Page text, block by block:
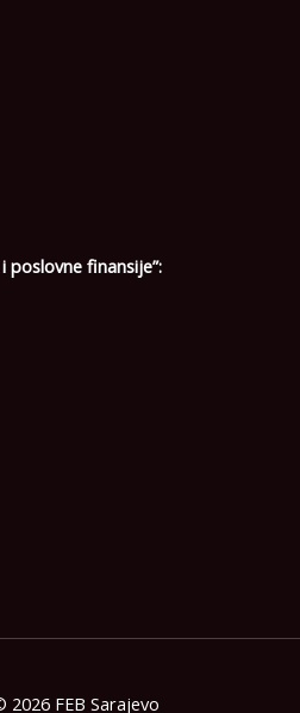
poslovne finansije”:
FEB Sarajevo